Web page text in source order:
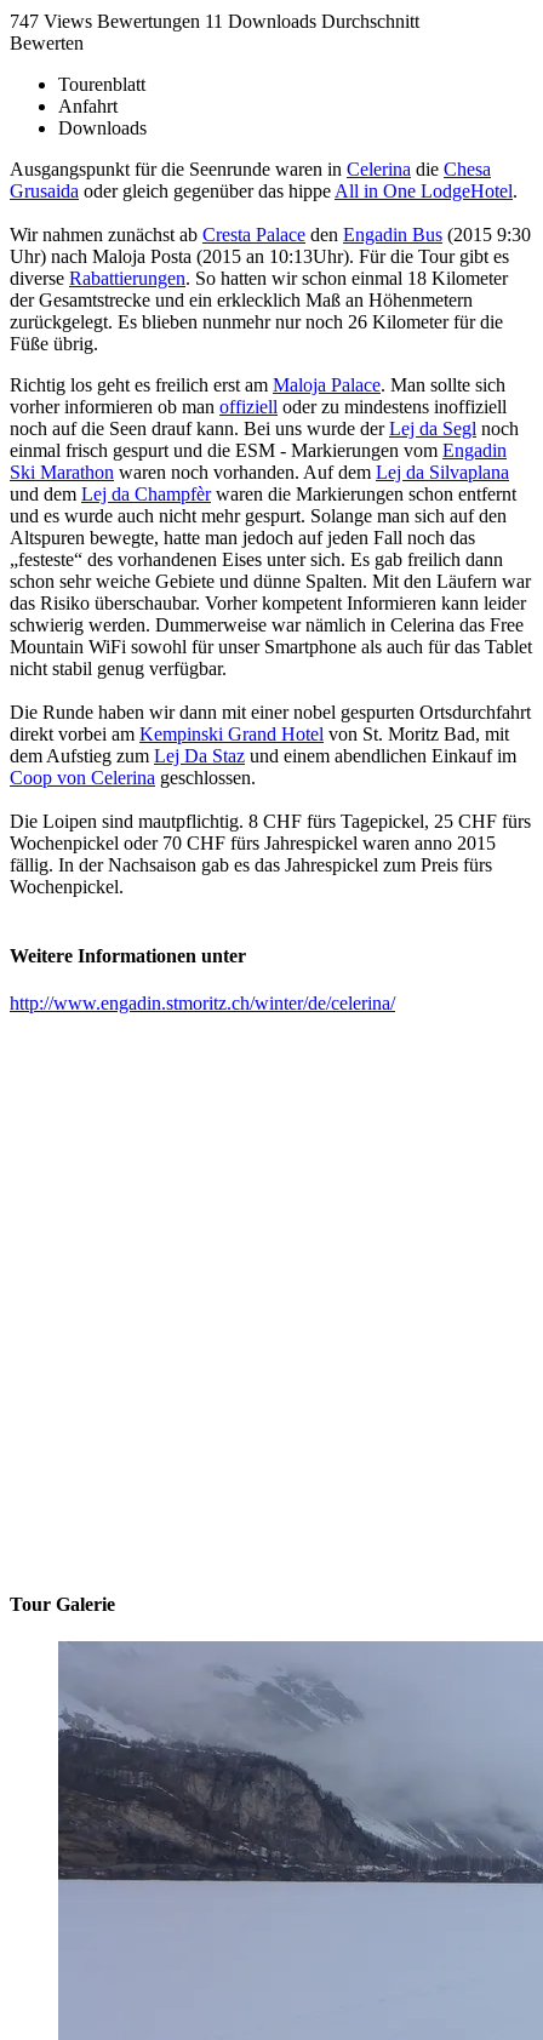
747 Views Bewertungen 11 Downloads Durchschnitt
Bewerten
Tourenblatt
Anfahrt
Downloads
Ausgangspunkt für die Seenrunde waren in Celerina die Chesa
Grusaida oder gleich gegenüber das hippe All in One LodgeHotel.
Wir nahmen zunächst ab Cresta Palace den Engadin Bus (2015 9:30
Uhr) nach Maloja Posta (2015 an 10:13Uhr). Für die Tour gibt es
diverse Rabattierungen. So hatten wir schon einmal 18 Kilometer
der Gesamtstrecke und ein erklecklich Maß an Höhenmetern
zurückgelegt. Es blieben nunmehr nur noch 26 Kilometer für die
Füße übrig.
Richtig los geht es freilich erst am Maloja Palace. Man sollte sich
vorher informieren ob man offiziell oder zu mindestens inoffiziell
noch auf die Seen drauf kann. Bei uns wurde derLej da Segl noch
einmal frisch gespurt und die ESM - Markierungen vom Engadin
Ski Marathon waren noch vorhanden. Auf dem Lej da Silvaplana
und dem Lej da Champfèrwaren die Markierungen schon entfernt
und es wurde auch nicht mehr gespurt. Solange man sich auf den
Altspuren bewegte, hatte man jedoch auf jeden Fall noch das
„festeste“ des vorhandenen Eises unter sich. Es gab freilich dann
schon sehr weiche Gebiete und dünne Spalten. Mit den Läufern war
das Risiko überschaubar. Vorher kompetent Informieren kann leider
schwierig werden. Dummerweise war nämlich in Celerina das Free
Mountain WiFi sowohl für unser Smartphone als auch für das Tablet
nicht stabil genug verfügbar.
Die Runde haben wir dann mit einer nobel gespurten Ortsdurchfahrt
direkt vorbei am Kempinski Grand Hotel von St. Moritz Bad, mit
dem Aufstieg zum Lej Da Staz und einem abendlichen Einkauf im
Coop von Celerina geschlossen.
Die Loipen sind mautpflichtig. 8 CHF fürs Tagepickel, 25 CHF fürs
Wochenpickel oder 70 CHF fürs Jahrespickel waren anno 2015
fällig. In der Nachsaison gab es das Jahrespickel zum Preis fürs
Wochenpickel.
Weitere Informationen unter
http://www.engadin.stmoritz.ch/winter/de/celerina/
Tour Galerie